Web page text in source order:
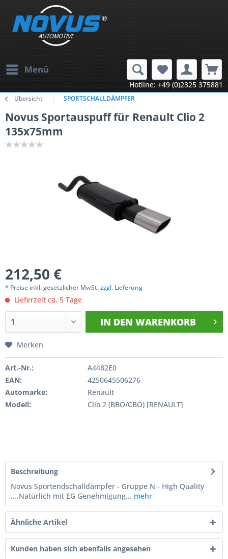
Menü
Hotline: +49 (0)2325 375881
Übersicht SPORTSCHALLDÄMPFER
Novus Sportauspuff für Renault Clio 2
135x75mm
212,50 €
* Preise inkl. gesetzlicher MwSt.zzgl. Lieferung
Lieferzeit ca. 5 Tage
IN DEN WARENKORB
Merken
Art.-Nr.:
A4482E0
EAN:
4250645506276
Automarke:
Renault
Modell:
Clio 2 (BBO/CBO) [RENAULT]
Beschreibung
Novus Sportendschalldämpfer - Gruppe N - High Quality
....Natürlich mit EG Genehmigung... mehr
Ähnliche Artikel
Kunden haben sich ebenfalls angesehen